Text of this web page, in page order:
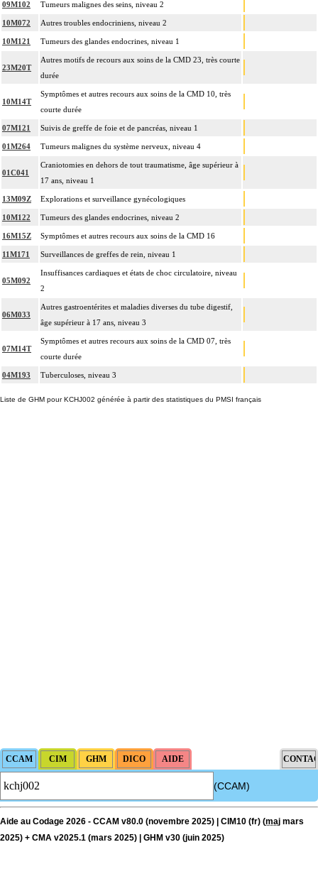
09M102 Tumeurs malignes des seins, niveau 2
10M072 Autres troubles endocriniens, niveau 2
10M121 Tumeurs des glandes endocrines, niveau 1
23M20T
Autres motifs de recours aux soins de la CMD 23, très courte
durée
10M14T
Symptômes et autres recours aux soins de la CMD 10, très
courte durée
07M121 Suivis de greffe de foie et de pancréas, niveau 1
01M264 Tumeurs malignes du système nerveux, niveau 4
01C041
Craniotomies en dehors de tout traumatisme, âge supérieur à
17 ans, niveau 1
13M09Z Explorations et surveillance gynécologiques
10M122 Tumeurs des glandes endocrines, niveau 2
16M15Z Symptômes et autres recours aux soins de la CMD 16
11M171 Surveillances de greffes de rein, niveau 1
05M092
Insuffisances cardiaques et états de choc circulatoire, niveau
2
06M033
Autres gastroentérites et maladies diverses du tube digestif,
âge supérieur à 17 ans, niveau 3
07M14T
Symptômes et autres recours aux soins de la CMD 07, très
courte durée
04M193 Tuberculoses, niveau 3
Liste de GHM pour KCHJ002 générée à partir des statistiques du PMSI français
(CCAM)
Aide au Codage 2026 - CCAM v80.0 (novembre 2025) | CIM10 (fr) (maj mars
2025) + CMA v2025.1 (mars 2025) | GHM v30 (juin 2025)